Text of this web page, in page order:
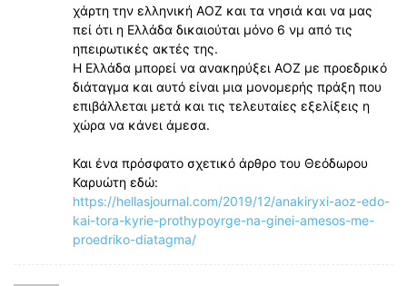
χάρτη την ελληνική ΑΟΖ και τα νησιά και να μας
πεί ότι η Ελλάδα δικαιούται μόνο 6 νμ από τις
ηπειρωτικές ακτές της.
Η Ελλάδα μπορεί να ανακηρύξει AOZ με προεδρικό
διάταγμα και αυτό είναι μια μονομερής πράξη που
επιβάλλεται μετά και τις τελευταίες εξελίξεις η
χώρα να κάνει άμεσα.
Και ένα πρόσφατο σχετικό άρθρο του Θεόδωρου
Καρυώτη εδώ:
https://hellasjournal.com/2019/12/anakiryxi-aoz-edo-
kai-tora-kyrie-prothypoyrge-na-ginei-amesos-me-
proedriko-diatagma/